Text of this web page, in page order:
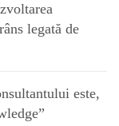
legată de
este,